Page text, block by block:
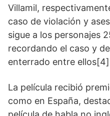
Villamil,
caso de violación y
sigue a los personajes
recordando el caso y
enterrado entre
La película recibió
como en España,